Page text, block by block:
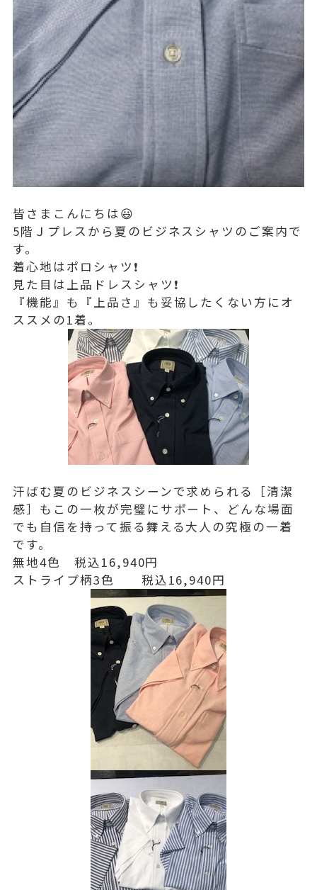
皆さまこんにちは😃
5階Ｊプレスから夏のビジネスシャツのご案内で
す。
着心地はポロシャツ❗️
見た目は上品ドレスシャツ❗️
『機能』も『上品さ』も妥協したくない方にオ
ススメの1着。
汗ばむ夏のビジネスシーンで求められる［清潔
感］もこの一枚が完璧にサポート、どんな場面
でも自信を持って振る舞える大人の究極の一着
です。
無地4色 税込16,940円
ストライプ柄3色 税込16,940円